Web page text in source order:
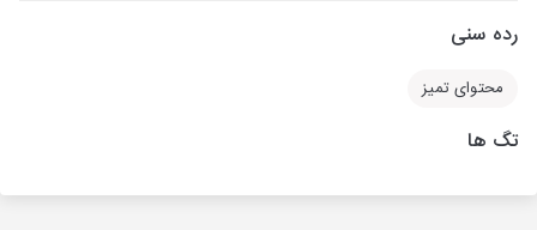
رده سنی
محتوای تمیز
تگ ها